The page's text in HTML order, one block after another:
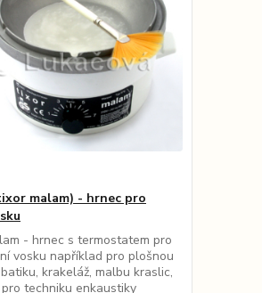
malam) - hrnec pro
- hrnec s termostatem pro
vosku například pro plošnou
krakeláž, malbu kraslic,
techniku enkaustiky